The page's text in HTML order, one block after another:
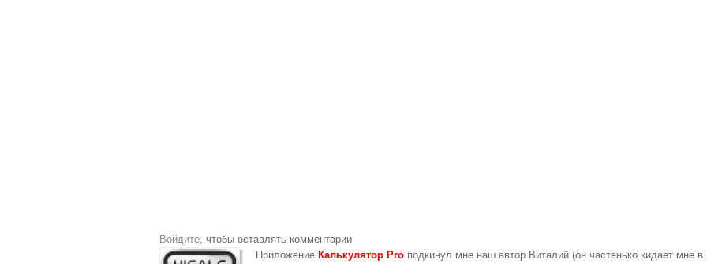
Войдите, чтобы оставлять комментарии
Приложение Калькулятор Pro подкинул мне наш автор Виталий (он частенько кидает мне в